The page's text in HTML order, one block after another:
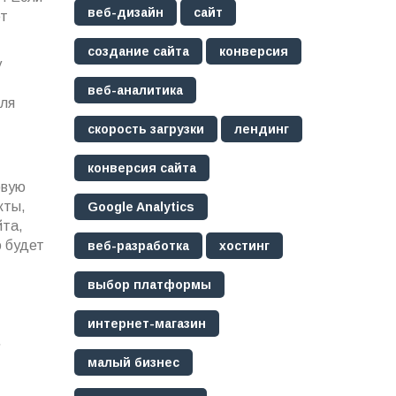
будет
веб-дизайн сайт
создание сайта конверсия
веб-аналитика
скорость загрузки лендинг
конверсия сайта
Google Analytics
веб-разработка хостинг
выбор платформы
интернет-магазин
малый бизнес